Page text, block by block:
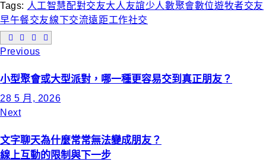
Tags: 人工智慧配對交友大人友誼少人數聚會數位遊牧者交友
早午餐交友線下交流遠距工作社交
Previous
小型聚會或大型派對，哪一種更容易交到真正朋友？
28 5 月, 2026
Next
文字聊天為什麼常常無法變成朋友？
線上互動的限制與下一步